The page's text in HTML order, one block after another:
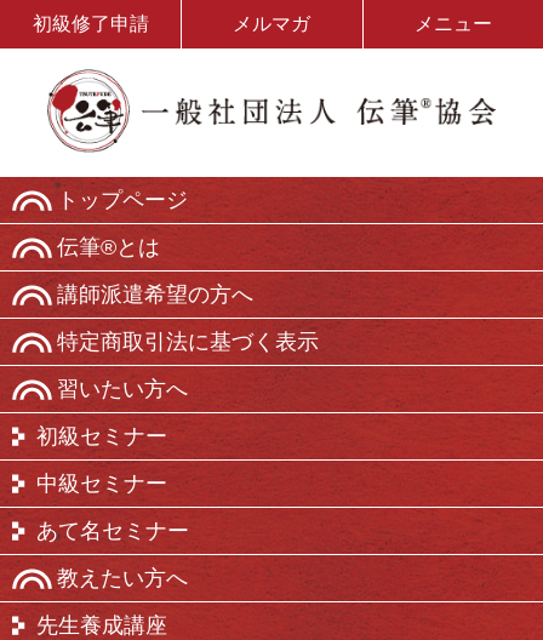
初級修了申請 メルマガ メニュー
トップページ
伝筆®とは
講師派遣希望の方へ
特定商取引法に基づく表示
習いたい方へ
初級セミナー
中級セミナー
あて名セミナー
教えたい方へ
先生養成講座